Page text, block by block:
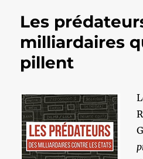
Les
milliardaires
pillent